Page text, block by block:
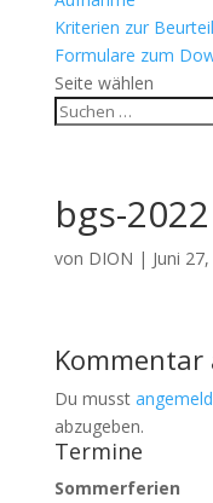
Kriterien zur
Formulare zum
Seite wählen
bgs-
von DION | Juni
Kommentar
Du musst
abzugeben.
Termine
Sommerferien